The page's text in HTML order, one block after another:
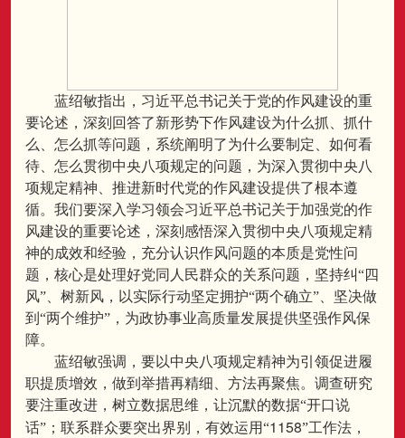
蓝绍敏指出，习近平总书记关于党的作风建设的重
要论述，深刻回答了新形势下作风建设为什么抓、抓什
么、怎么抓等问题，系统阐明了为什么要制定、如何看
待、怎么贯彻中央八项规定的问题，为深入贯彻中央八
项规定精神、推进新时代党的作风建设提供了根本遵
循。我们要深入学习领会习近平总书记关于加强党的作
风建设的重要论述，深刻感悟深入贯彻中央八项规定精
神的成效和经验，充分认识作风问题的本质是党性问
题，核心是处理好党同人民群众的关系问题，坚持纠“四
风”、树新风，以实际行动坚定拥护“两个确立”、坚决做
到“两个维护”，为政协事业高质量发展提供坚强作风保
障。
蓝绍敏强调，要以中央八项规定精神为引领促进履
职提质增效，做到举措再精细、方法再聚焦。调查研究
要注重改进，树立数据思维，让沉默的数据“开口说
话”；联系群众要突出界别，有效运用“1158”工作法，